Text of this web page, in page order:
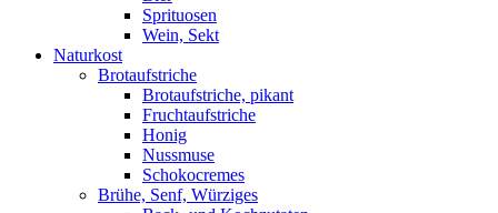
Sprituosen
Wein, Sekt
Naturkost
Brotaufstriche
Brotaufstriche, pikant
Fruchtaufstriche
Honig
Nussmuse
Schokocremes
Brühe, Senf, Würziges